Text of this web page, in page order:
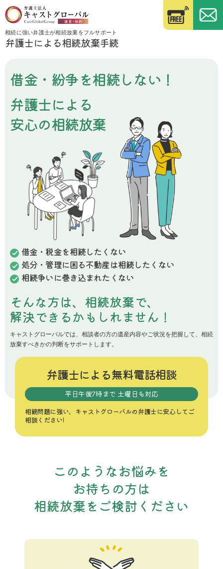
相続に強い弁護士が相続放棄をフルサポート
弁護士による相続放棄手続
借金・紛争を相続しない！
弁護士による
安心の相続放棄
借金・税金を相続したくない
処分・管理に困る不動産は相続したくない
相続争いに巻き込まれたくない
そんな方は、相続放棄で、
解決できるかもしれません！
キャストグローバルでは、相談者の方の遺産内容やご状況を把握して、 相続
放棄すべきかの判断をサポートします。
弁護士による無料電話相談
平日午後7時まで 土曜日も対応
相続問題に強い、 キャストグローバルの弁護士に安心してご
相談ください!
このようなお悩みを
お持ちの方は
相続放棄をご検討ください